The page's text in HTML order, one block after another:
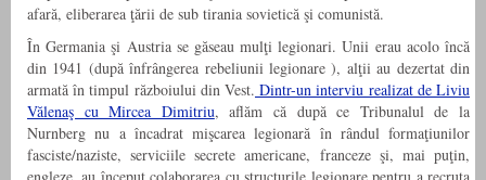
afară, eliberarea ţării de sub tirania sovietică şi comunistă.
În Germania şi Austria se găseau mulţi legionari. Unii erau acolo încă
din 1941 (după înfrângerea rebeliunii legionare ), alţii au dezertat din
armată în timpul războiului din Vest. Dintr-un interviu realizat de Liviu
Vălenaş cu Mircea Dimitriu, aflăm că după ce Tribunalul de la
Nurnberg nu a încadrat mişcarea legionară în rândul formaţiunilor
fasciste/naziste, serviciile secrete americane, franceze şi, mai puţin,